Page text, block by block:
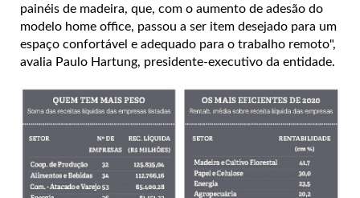
painéis de madeira, que, com o aumento de adesão do
modelo home office, passou a ser item desejado para um
espaço confortável e adequado para o trabalho remoto",
avalia Paulo Hartung, presidente-executivo da entidade.